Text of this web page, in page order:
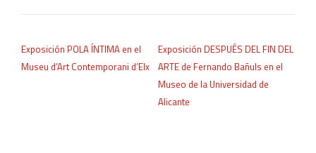
Exposición POLA ÍNTIMA en el
Museu d’Art Contemporani d’Elx
Exposición DESPUÉS DEL FIN DEL
ARTE de Fernando Bañuls en el
Museo de la Universidad de
Alicante